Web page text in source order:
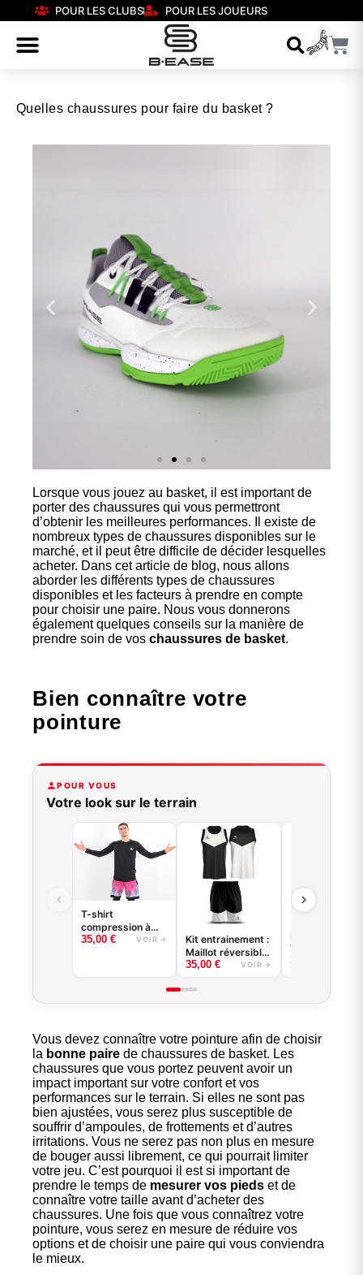
POUR LES CLUBS POUR LES JOUEURS
Quelles chaussures pour faire du basket ?
Nos
chaussures
Confort et performance à
prix accessible.
Cliquez ici
Lorsque vous jouez au basket, il est important de
porter des chaussures qui vous permettront
d’obtenir les meilleures performances. Il existe de
nombreux types de chaussures disponibles sur le
marché, et il peut être difficile de décider lesquelles
acheter. Dans cet article de blog, nous allons
aborder les différents types de chaussures
disponibles et les facteurs à prendre en compte
pour choisir une paire. Nous vous donnerons
également quelques conseils sur la manière de
prendre soin de vos chaussures de basket.
Bien connaître votre
pointure
POUR VOUS
Votre look sur le terrain
T-shirt
compression à
manches longues
35,00 € VOIR →
Kit entrainement :
Maillot réversible
+ short
35,00 € VOIR →
Short de
VENICE BEACH
35,00
Vous devez connaître votre pointure afin de choisir
la bonne paire de chaussures de basket. Les
chaussures que vous portez peuvent avoir un
impact important sur votre confort et vos
performances sur le terrain. Si elles ne sont pas
bien ajustées, vous serez plus susceptible de
souffrir d’ampoules, de frottements et d’autres
irritations. Vous ne serez pas non plus en mesure
de bouger aussi librement, ce qui pourrait limiter
votre jeu. C’est pourquoi il est si important de
prendre le temps de mesurer vos pieds et de
connaître votre taille avant d’acheter des
chaussures. Une fois que vous connaîtrez votre
pointure, vous serez en mesure de réduire vos
options et de choisir une paire qui vous conviendra
le mieux.